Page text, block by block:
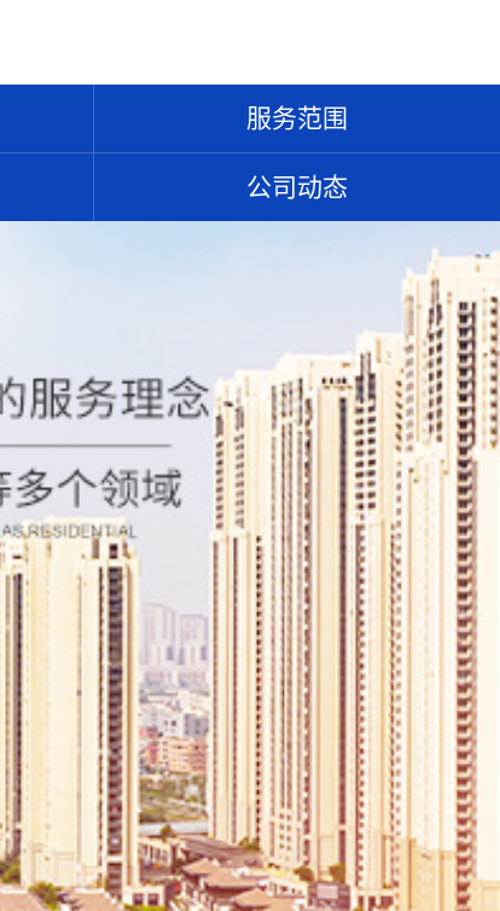
服务范围
公司动态